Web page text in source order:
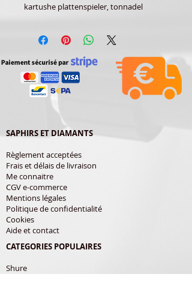
kartushe plattenspieler, tonnadel
SAPHIRS ET DIAMANTS
Règlement acceptées
Frais et délais de livraison
Me connaitre
CGV e-commerce
Mentions légales
Politique de confidentialité
Cookies
Aide et contact
CATEGORIES POPULAIRES
Shure